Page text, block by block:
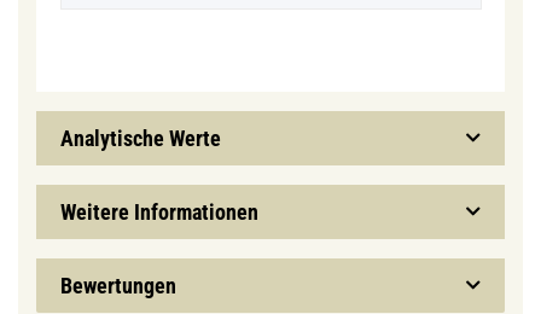
Analytische Werte
Weitere Informationen
Bewertungen